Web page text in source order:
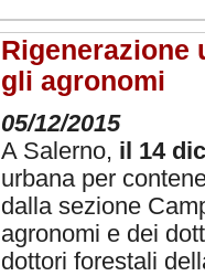
Rigenerazione
gli agronomi
05/12/2015
A Salerno, il 14
urbana per
dalla sezione
agronomi e dei
dottori forestali